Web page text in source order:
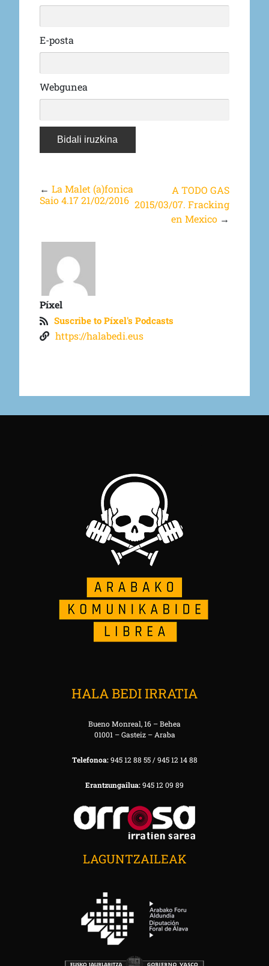
E-posta
Webgunea
← La Malet (a)fonica
Saio 4.17 21/02/2016
A TODO GAS
2015/03/07. Fracking
en Mexico →
Píxel
Suscribe to Píxel's Podcasts
https://halabedi.eus
HALA BEDI IRRATIA
Bueno Monreal, 16 – Behea
01001 – Gasteiz – Araba
Telefonoa:945 12 88 55 / 945 12 14 88
Erantzungailua:945 12 09 89
LAGUNTZAILEAK